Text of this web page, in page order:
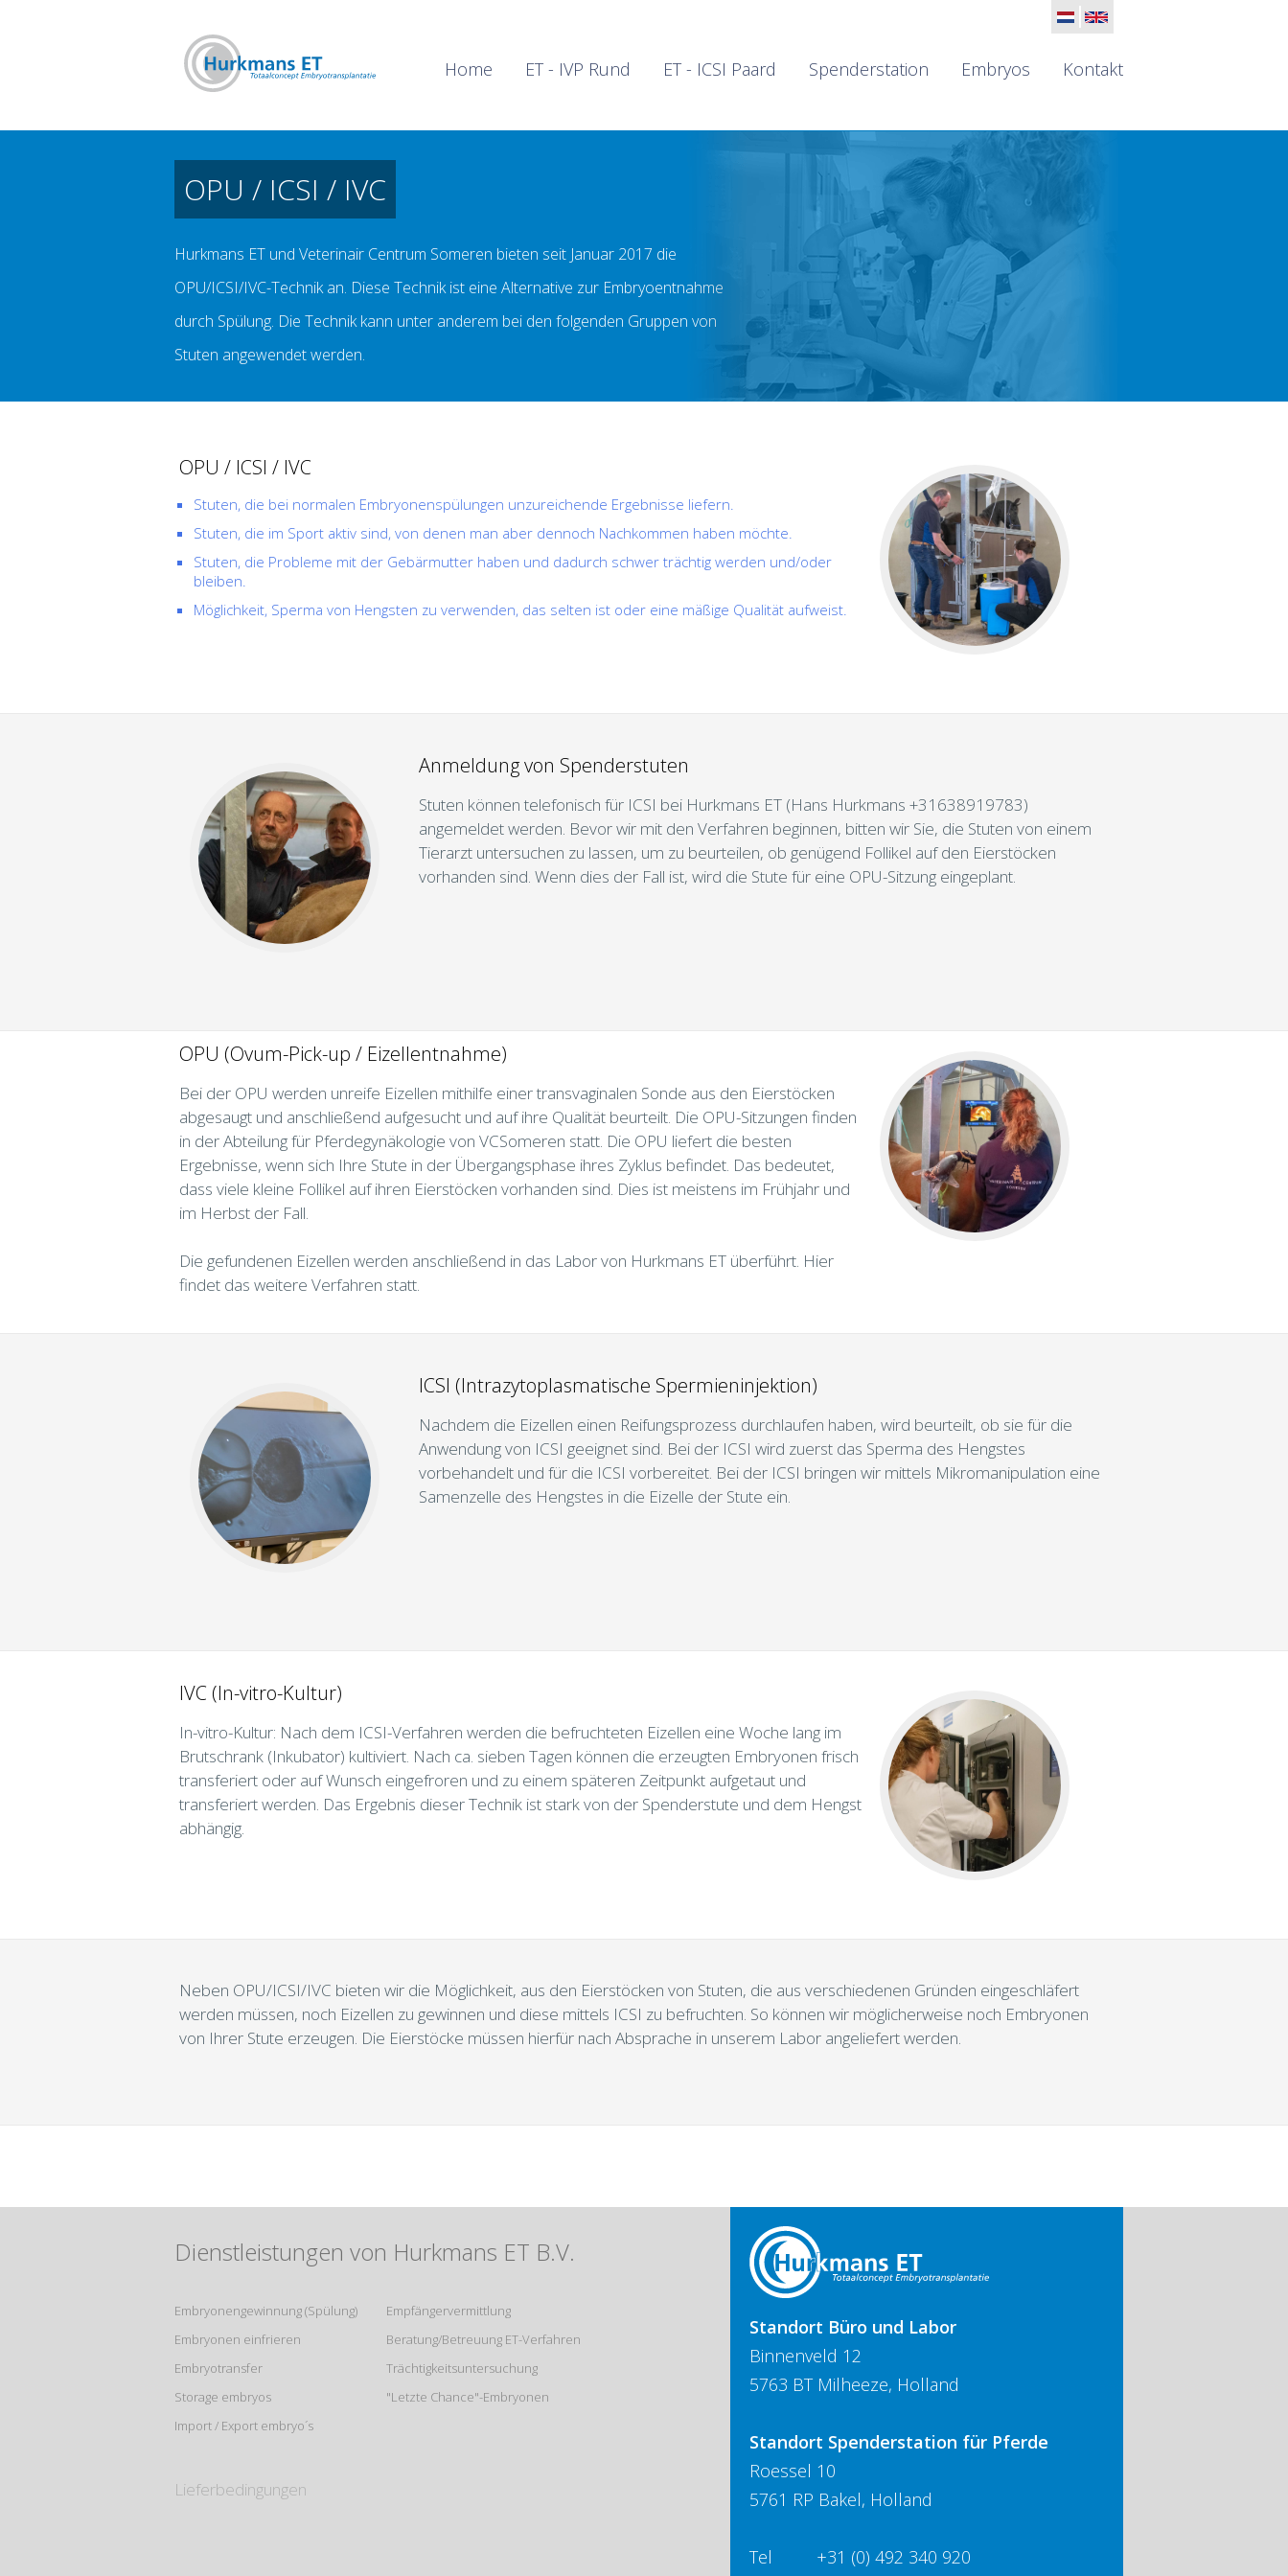
Home ET - IVP Rund ET - ICSI Paard Spenderstation Embryos Kontakt
OPU / ICSI / IVC
Hurkmans ET und Veterinair Centrum Someren bieten seit Januar 2017 die
OPU/ICSI/IVC-Technik an. Diese Technik ist eine Alternative zur Embryoentnahme
durch Spülung. Die Technik kann unter anderem bei den folgenden Gruppen von
Stuten angewendet werden.
OPU / ICSI / IVC
Stuten, die bei normalen Embryonenspülungen unzureichende Ergebnisse liefern.
Stuten, die im Sport aktiv sind, von denen man aber dennoch Nachkommen haben möchte.
Stuten, die Probleme mit der Gebärmutter haben und dadurch schwer trächtig werden und/oder
bleiben.
Möglichkeit, Sperma von Hengsten zu verwenden, das selten ist oder eine mäßige Qualität aufweist.
Anmeldung von Spenderstuten
Stuten können telefonisch für ICSI bei Hurkmans ET (Hans Hurkmans +31638919783)
angemeldet werden. Bevor wir mit den Verfahren beginnen, bitten wir Sie, die Stuten von einem
Tierarzt untersuchen zu lassen, um zu beurteilen, ob genügend Follikel auf den Eierstöcken
vorhanden sind. Wenn dies der Fall ist, wird die Stute für eine OPU-Sitzung eingeplant.
OPU (Ovum-Pick-up / Eizellentnahme)
Bei der OPU werden unreife Eizellen mithilfe einer transvaginalen Sonde aus den Eierstöcken
abgesaugt und anschließend aufgesucht und auf ihre Qualität beurteilt. Die OPU-Sitzungen finden
in der Abteilung für Pferdegynäkologie von VCSomeren statt. Die OPU liefert die besten
Ergebnisse, wenn sich Ihre Stute in der Übergangsphase ihres Zyklus befindet. Das bedeutet,
dass viele kleine Follikel auf ihren Eierstöcken vorhanden sind. Dies ist meistens im Frühjahr und
im Herbst der Fall.
Die gefundenen Eizellen werden anschließend in das Labor von Hurkmans ET überführt. Hier
findet das weitere Verfahren statt.
ICSI (Intrazytoplasmatische Spermieninjektion)
Nachdem die Eizellen einen Reifungsprozess durchlaufen haben, wird beurteilt, ob sie für die
Anwendung von ICSI geeignet sind. Bei der ICSI wird zuerst das Sperma des Hengstes
vorbehandelt und für die ICSI vorbereitet. Bei der ICSI bringen wir mittels Mikromanipulation eine
Samenzelle des Hengstes in die Eizelle der Stute ein.
IVC (In-vitro-Kultur)
In-vitro-Kultur: Nach dem ICSI-Verfahren werden die befruchteten Eizellen eine Woche lang im
Brutschrank (Inkubator) kultiviert. Nach ca. sieben Tagen können die erzeugten Embryonen frisch
transferiert oder auf Wunsch eingefroren und zu einem späteren Zeitpunkt aufgetaut und
transferiert werden. Das Ergebnis dieser Technik ist stark von der Spenderstute und dem Hengst
abhängig.
Neben OPU/ICSI/IVC bieten wir die Möglichkeit, aus den Eierstöcken von Stuten, die aus verschiedenen Gründen eingeschläfert
werden müssen, noch Eizellen zu gewinnen und diese mittels ICSI zu befruchten. So können wir möglicherweise noch Embryonen
von Ihrer Stute erzeugen. Die Eierstöcke müssen hierfür nach Absprache in unserem Labor angeliefert werden.
Dienstleistungen von Hurkmans ET B.V.
Embryonengewinnung (Spülung)
Embryonen einfrieren
Embryotransfer
Storage embryos
Import / Export embryo´s
Empfängervermittlung
Beratung/Betreuung ET-Verfahren
Trächtigkeitsuntersuchung
"Letzte Chance"-Embryonen
Lieferbedingungen
Standort Büro und Labor
Binnenveld 12
5763 BT Milheeze, Holland
Standort Spenderstation für Pferde
Roessel 10
5761 RP Bakel, Holland
Tel
+31 (0) 492 340 920